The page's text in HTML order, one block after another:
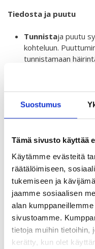
Suostumus
Tämä sivusto käyttää
Käytämme evästeitä
räätälöimiseen,
tukemiseen ja
jaamme sosiaalisen
alan
sivustoamme.
tietoja muihin tietoihin,
kerätty, kun olet
Tiedosta ja puutu
Tunnistaja puutu
kohteluun.
tunnistamaan
puutu siihen
Älä vähättele
olet itse loukannut
Käyttäydy
Älä hyväksy
puutu ja/tai kerro
Turvallisemman tilan
osallistuvan vastuulla.
ongelmalliseen
mokaavat joskus. Älä
pyydä anteeksi, jos olet
tahattomastikin.